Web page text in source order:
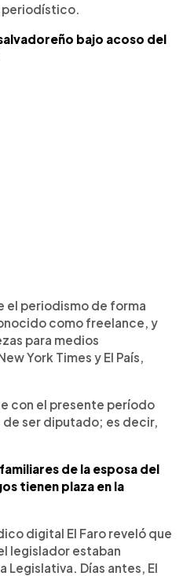
periodístico.
bajo acoso del
el periodismo de forma
como freelance, y
para medios
York Times y El País,
con el presente período
de ser diputado; es decir,
de la esposa del
tienen plaza en la
digital El Faro reveló que
legislador estaban
Legislativa. Días antes, El